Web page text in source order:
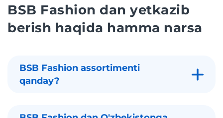
BSB Fashion dan yetkazib
berish haqida hamma narsa
BSB Fashion assortimenti
qanday?